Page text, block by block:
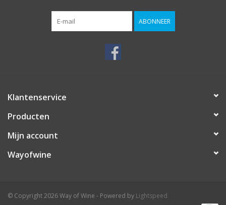
ABONNEER
Klantenservice
Producten
Mijn account
Wayofwine
© Copyright 2026 Way of Wine - Powered by Lightspeed